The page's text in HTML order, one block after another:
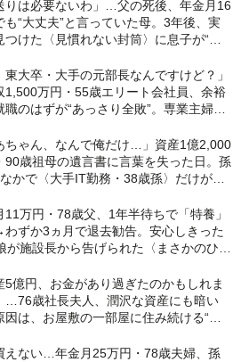
りは必要ないわ」…父の死後、年金月16
も“大丈夫”と言っていた母。3年後、実
つけた〈見慣れない封筒〉に息子が“思
東大卒・大手の元部長なんですけど？」
1,500万円・55歳エリート会社員、余裕
職のはずが“あっさり全敗”。専業主婦の
の助言】
ちゃん、なんで俺だけ…」資産1億2,000
90歳祖母の遺言書に言葉を失った日。孫
かで〈大手IT勤務・38歳孫〉だけが遺
11万円・78歳父、1年半待ちで「特養」
ずか3ヵ月で退去勧告。安心しきった
が施設長から告げられた〈まさかのひと
5億円、お金があり過ぎたのかもしれま
…76歳社長夫人、潤沢な資産にも暗い
因は、お屋敷の一部屋に住み続ける“跡
えない…年金月25万円・78歳夫婦、孫